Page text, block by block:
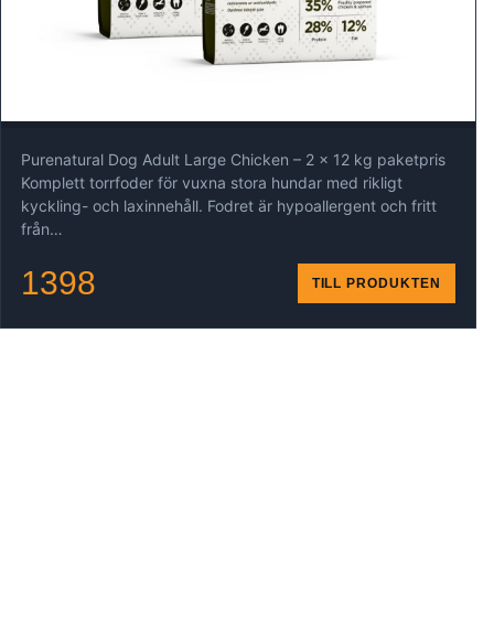
Purenatural Dog Adult Large Chicken – 2 x 12 kg paketpris
Komplett torrfoder för vuxna stora hundar med rikligt
kyckling- och laxinnehåll. Fodret är hypoallergent och fritt
från…
1398 TILL PRODUKTEN